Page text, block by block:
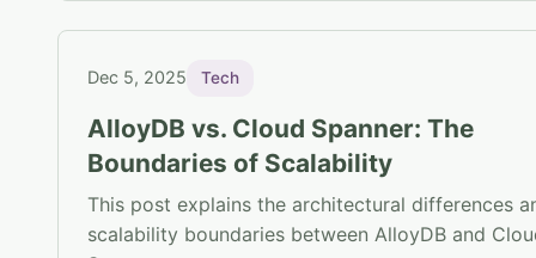
Dec 5, 2025 Tech
AlloyDB vs. Cloud Spanner: The
Boundaries of Scalability
This post explains the architectural differences
scalability boundaries between AlloyDB and